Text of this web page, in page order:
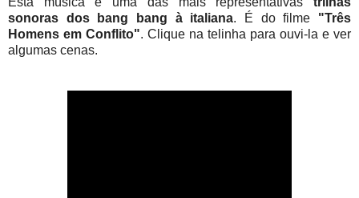
sonoras dos bang bang à italiana. É do filme "Três
Homens em Conflito". Clique na telinha para ouvi-la e ver
algumas cenas.